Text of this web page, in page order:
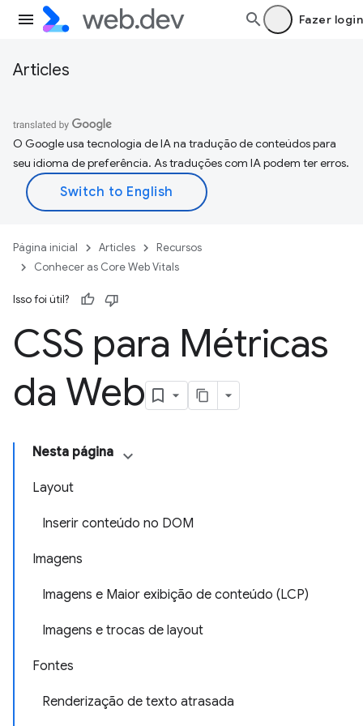
Fazer login
Articles
O Google usa tecnologia de IA na tradução de conteúdos para
seu idioma de preferência. As traduções com IA podem ter erros.
Página inicial Articles
Recursos
Conhecer as Core Web Vitals
Isso foi útil?
CSS para Métricas
da Web
Nesta página
Layout
Inserir conteúdo no DOM
Imagens
Imagens e Maior exibição de conteúdo (LCP)
Imagens e trocas de layout
Fontes
Renderização de texto atrasada